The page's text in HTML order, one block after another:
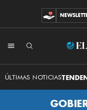
ÚLTIMAS NOTICIAS